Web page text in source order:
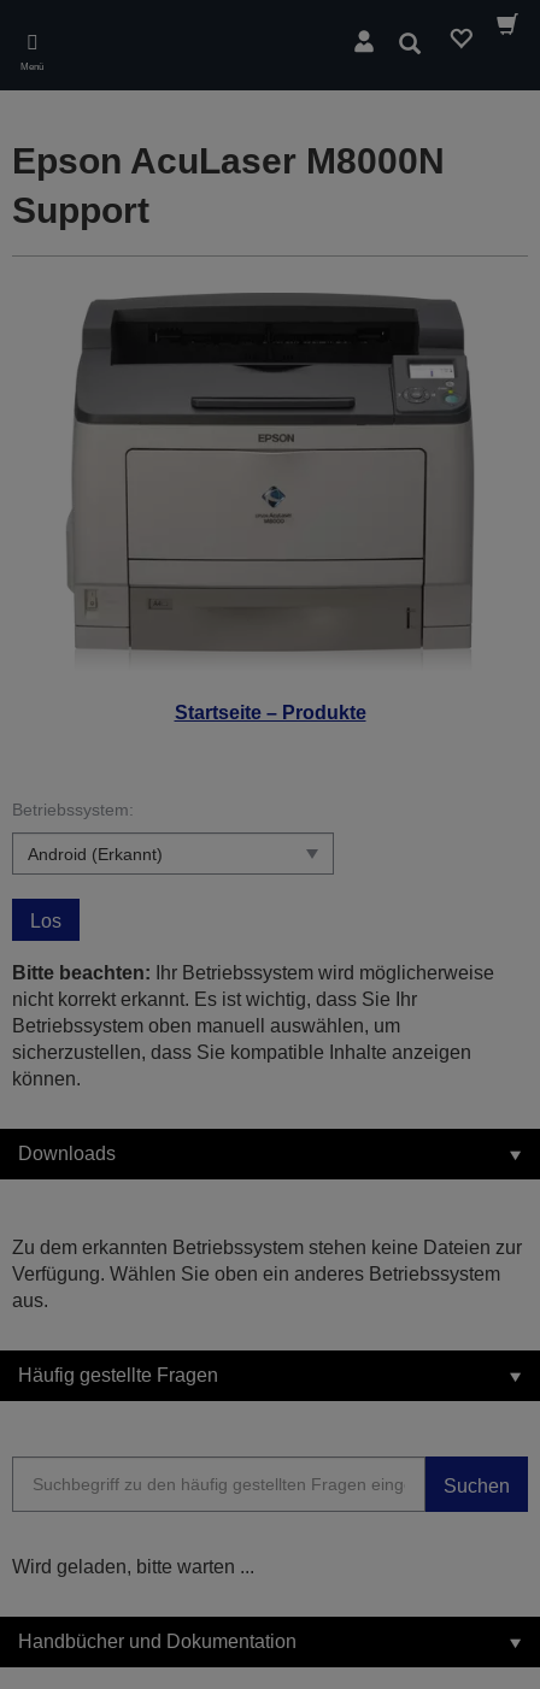
main
content
Menü
Suchen
Startseite – Produkte
Epson AcuLaser M8000N
Support
Betriebssystem:
Los
Bitte beachten: Ihr Betriebssystem wird möglicherweise
nicht korrekt erkannt. Es ist wichtig, dass Sie Ihr
Betriebssystem oben manuell auswählen, um
sicherzustellen, dass Sie kompatible Inhalte anzeigen
können.
Downloads
Zu dem erkannten Betriebssystem stehen keine Dateien zur
Verfügung. Wählen Sie oben ein anderes Betriebssystem
aus.
Häufig gestellte Fragen
Suchen
Wird geladen, bitte warten ...
Handbücher und Dokumentation